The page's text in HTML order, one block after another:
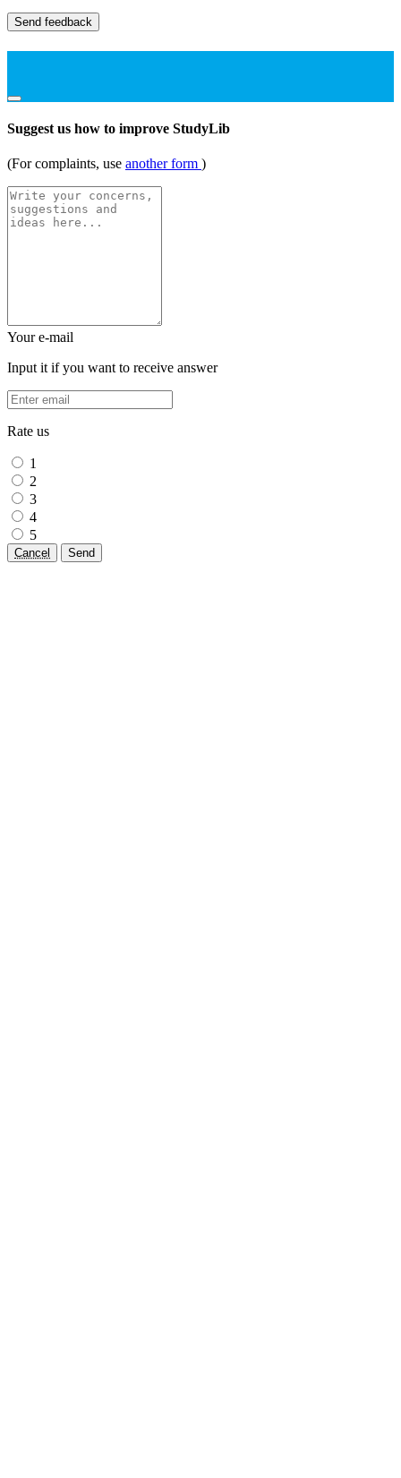
Send feedback
Suggest us how to improve StudyLib
(For complaints, use another form )
Your e-mail
Input it if you want to receive answer
Rate us
1
2
3
4
5
Cancel Send